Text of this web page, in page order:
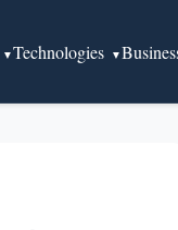
Technologies